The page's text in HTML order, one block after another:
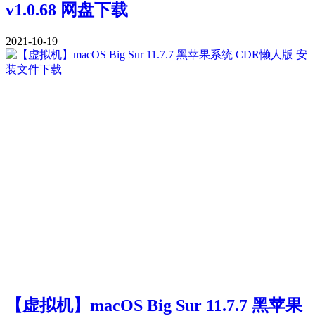
v1.0.68 网盘下载
2021-10-19
【虚拟机】macOS Big Sur 11.7.7 黑苹果